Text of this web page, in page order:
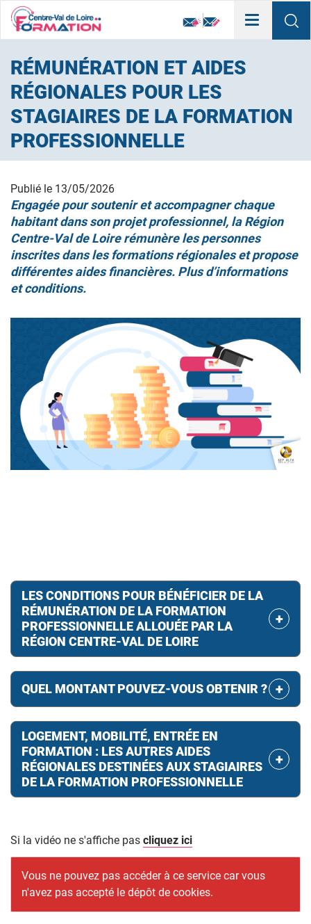
Toggle
RÉMUNÉRATION ET AIDES
RÉGIONALES POUR LES
STAGIAIRES DE LA FORMATION
PROFESSIONNELLE
Publié le 13/05/2026
Engagée pour soutenir et accompagner chaque
habitant dans son projet professionnel, la Région
Centre-Val de Loire rémunère les personnes
inscrites dans les formations régionales et propose
différentes aides financières. Plus d’informations
et conditions.
LES CONDITIONS POUR BÉNÉFICIER DE LA
RÉMUNÉRATION DE LA FORMATION
PROFESSIONNELLE ALLOUÉE PAR LA
RÉGION CENTRE-VAL DE LOIRE
QUEL MONTANT POUVEZ-VOUS OBTENIR ?
LOGEMENT, MOBILITÉ, ENTRÉE EN
FORMATION : LES AUTRES AIDES
RÉGIONALES DESTINÉES AUX STAGIAIRES
DE LA FORMATION PROFESSIONNELLE
Si la vidéo ne s'affiche pas cliquez ici
Vous ne pouvez pas accéder à ce service car vous
n'avez pas accepté le dépôt de cookies.